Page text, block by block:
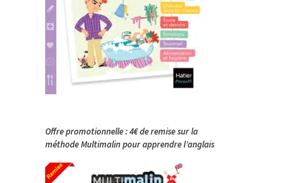
Offre promotionnelle : 4€ de remise sur la
méthode Multimalin pour apprendre l’anglais